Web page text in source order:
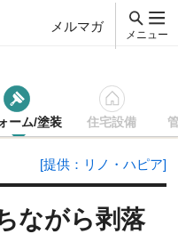
メルマガ
メニュー
ーム/塗装 住宅設備
記事を読む 外観の意匠性
[提供：リノ・ハピア]
ながら剥落